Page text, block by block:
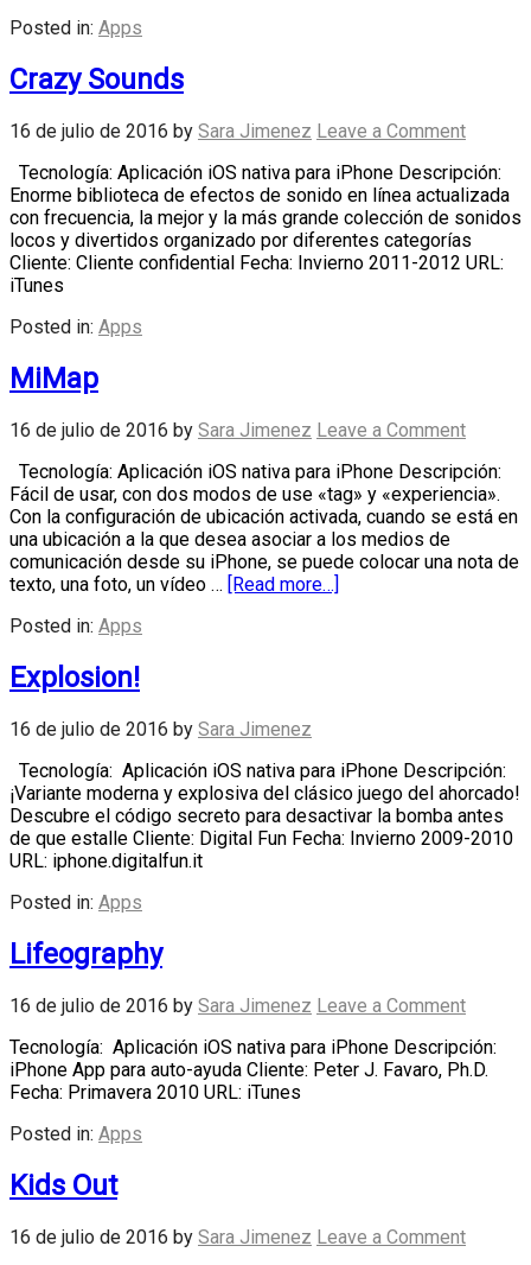
Posted in: Apps
Crazy Sounds
16 de julio de 2016 by Sara Jimenez Leave a Comment
Tecnología: Aplicación iOS nativa para iPhone Descripción:
Enorme biblioteca de efectos de sonido en línea actualizada
con frecuencia, la mejor y la más grande colección de sonidos
locos y divertidos organizado por diferentes categorías
Cliente: Cliente confidential Fecha: Invierno 2011-2012 URL:
iTunes
Posted in: Apps
MiMap
16 de julio de 2016 by Sara Jimenez Leave a Comment
Tecnología: Aplicación iOS nativa para iPhone Descripción:
Fácil de usar, con dos modos de use «tag» y «experiencia».
Con la configuración de ubicación activada, cuando se está en
una ubicación a la que desea asociar a los medios de
comunicación desde su iPhone, se puede colocar una nota de
texto, una foto, un vídeo … [Read more…]
Posted in: Apps
Explosion!
16 de julio de 2016 by Sara Jimenez
Tecnología: Aplicación iOS nativa para iPhone Descripción:
¡Variante moderna y explosiva del clásico juego del ahorcado!
Descubre el código secreto para desactivar la bomba antes
de que estalle Cliente: Digital Fun Fecha: Invierno 2009-2010
URL: iphone.digitalfun.it
Posted in: Apps
Lifeography
16 de julio de 2016 by Sara Jimenez Leave a Comment
Tecnología: Aplicación iOS nativa para iPhone Descripción:
iPhone App para auto-ayuda Cliente: Peter J. Favaro, Ph.D.
Fecha: Primavera 2010 URL: iTunes
Posted in: Apps
Kids Out
16 de julio de 2016 by Sara Jimenez Leave a Comment